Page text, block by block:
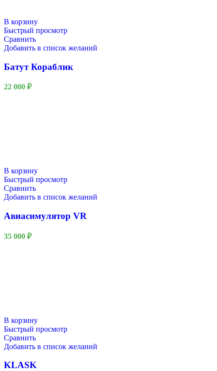
В корзину
Быстрый просмотр
Сравнить
Добавить в список желаний
Батут Кораблик
22 000 ₽
В корзину
Быстрый просмотр
Сравнить
Добавить в список желаний
Авиасимулятор VR
35 000 ₽
В корзину
Быстрый просмотр
Сравнить
Добавить в список желаний
KLASK